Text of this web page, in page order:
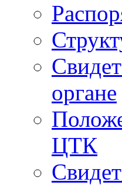
органе
ЦТК